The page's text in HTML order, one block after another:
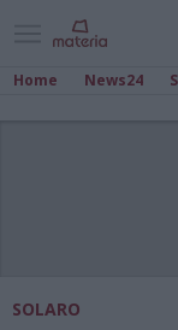
Home News24
SOLARO